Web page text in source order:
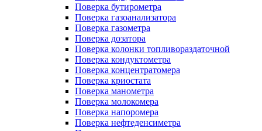
Поверка бутирометра
Поверка газоанализатора
Поверка газометра
Поверка дозатора
Поверка колонки топливораздаточной
Поверка кондуктометра
Поверка концентратомера
Поверка криостата
Поверка манометра
Поверка молокомера
Поверка напоромера
Поверка нефтеденсиметра